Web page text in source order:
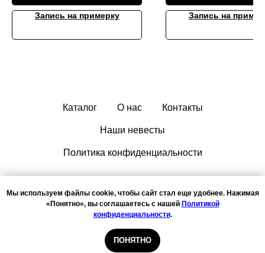
Запись на примерку
Запись на примерку Запись на
Каталог О нас Контакты
Наши невесты
Политика конфиденциальности
ООО "ФАНТАЗИЯ", ИНН: 1435237254, ОГРН: 1111435000643
© 2011-2026
Мы используем файлы cookie, чтобы сайт стал еще удобнее. Нажимая
«Понятно», вы соглашаетесь с нашей Политикой
конфиденциальности.
ПОНЯТНО